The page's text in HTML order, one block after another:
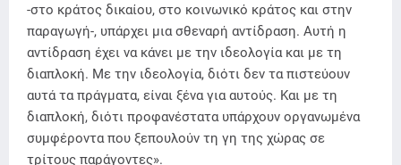
-στο κράτος δικαίου, στο κοινωνικό κράτος και στην
παραγωγή-, υπάρχει μια σθεναρή αντίδραση. Αυτή η
αντίδραση έχει να κάνει με την ιδεολογία και με τη
διαπλοκή. Με την ιδεολογία, διότι δεν τα πιστεύουν
αυτά τα πράγματα, είναι ξένα για αυτούς. Και με τη
διαπλοκή, διότι προφανέστατα υπάρχουν οργανωμένα
συμφέροντα που ξεπουλούν τη γη της χώρας σε
τρίτους παράγοντες».